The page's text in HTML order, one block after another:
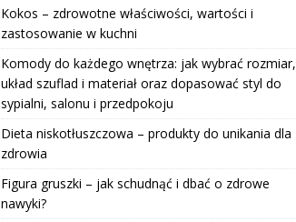
Kokos – zdrowotne właściwości, wartości i
zastosowanie w kuchni
Komody do każdego wnętrza: jak wybrać rozmiar,
układ szuflad i materiał oraz dopasować styl do
sypialni, salonu i przedpokoju
Dieta niskotłuszczowa – produkty do unikania dla
zdrowia
Figura gruszki – jak schudnąć i dbać o zdrowe
nawyki?